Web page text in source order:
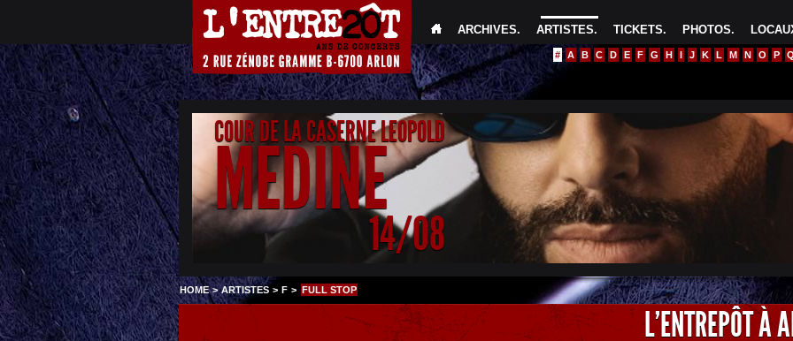
PHOTOS.
TICKETS.
ARTISTES.
ARCHIVES.
# A B C D E F G H I J K L M N O P
COUR DE LA CASERNE LEOPOLD
MEDINE
14/08
HOME>ARTISTES > F > FULL STOP
L'ENTREPÔT À